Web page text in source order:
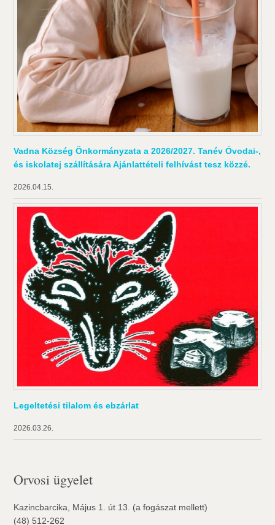
Vadna Község Önkormányzata a 2026/2027. Tanév Óvodai-,
és iskolatej szállítására Ajánlattételi felhívást tesz közzé.
2026.04.15.
Legeltetési tilalom és ebzárlat
2026.03.26.
Orvosi ügyelet
Kazincbarcika, Május 1. út 13. (a fogászat mellett)
(48) 512-262